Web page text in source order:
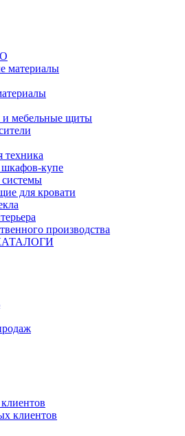
материалы
мебельные щиты
техника
купе
для кровати
производства
клиентов